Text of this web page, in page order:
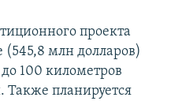
проекта
(545,8 млн долларов)
100 километров
планируется